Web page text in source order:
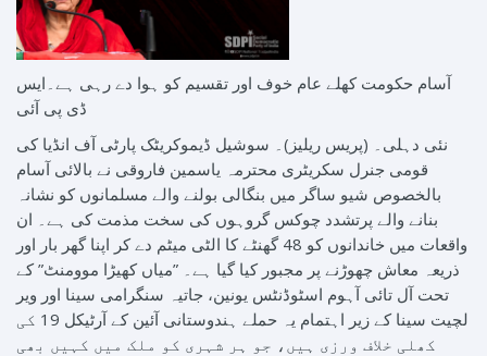
آسام حکومت کھلے عام خوف اور تقسیم کو ہوا دے رہی ہے۔ایس
ڈی پی آئی
نئی دہلی۔ (پریس ریلیز)۔ سوشیل ڈیموکریٹک پارٹی آف انڈیا کی
قومی جنرل سکریٹری محترمہ یاسمین فاروقی نے بالائی آسام
بالخصوص شیو ساگر میں بنگالی بولنے والے مسلمانوں کو نشانہ
بنانے والے پرتشدد چوکس گروہوں کی سخت مذمت کی ہے۔ ان
واقعات میں خاندانوں کو 48 گھنٹے کا الٹی میٹم دے کر اپنا گھر بار اور
ذریعہ معاش چھوڑنے پر مجبور کیا گیا ہے۔ ”میاں کھیڑا موومنٹ” کے
تحت آل تائی آہوم اسٹوڈنٹس یونین، جاتیہ سنگرامی سینا اور ویر
لچیت سینا کے زیر اہتمام یہ حملے ہندوستانی آئین کے آرٹیکل 19 کی
کھلی خلاف ورزی ہیں، جو ہر شہری کو ملک میں کہیں بھی